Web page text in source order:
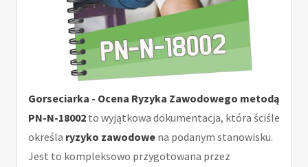
Gorseciarka - Ocena Ryzyka Zawodowego metodą
PN-N-18002 to wyjątkowa dokumentacja, która ściśle
określa ryzyko zawodowe na podanym stanowisku.
Jest to kompleksowo przygotowana przez